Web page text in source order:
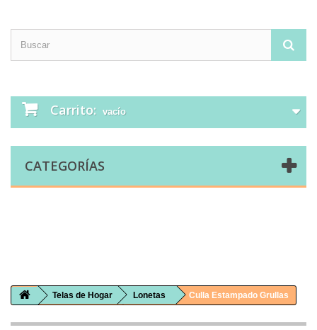
Carrito: vacío
CATEGORÍAS
Telas de Hogar Lonetas Culla Estampado Grullas